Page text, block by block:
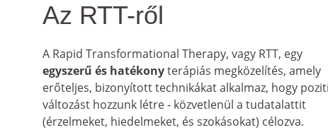
Az RTT-ről
A Rapid Transformational Therapy, vagy RTT, egy
egyszerű és hatékony terápiás megközelítés, amely
erőteljes, bizonyított technikákat alkalmaz, hogy
változást hozzunk létre - közvetlenül a tudatalattit
(érzelmeket, hiedelmeket, és szokásokat) célozva.